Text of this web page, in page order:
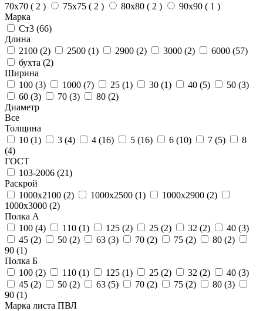
70х70 ( 2 ) 75х75 ( 2 ) 80х80 ( 2 ) 90х90 ( 1 )
Марка
Ст3 (66)
Длина
2100 (2) 2500 (1) 2900 (2) 3000 (2) 6000 (57)
бухта (2)
Ширина
100 (3) 1000 (7) 25 (1) 30 (1) 40 (5) 50 (3)
60 (3) 70 (3) 80 (2)
Диаметр
Все
Толщина
10 (1) 3 (4) 4 (16) 5 (16) 6 (10) 7 (5)
8
(4)
ГОСТ
103-2006 (21)
Раскрой
1000х2100 (2) 1000х2500 (1) 1000х2900 (2)
1000х3000 (2)
Полка А
100 (4) 110 (1) 125 (2) 25 (2) 32 (2) 40 (3)
45 (2) 50 (2) 63 (3) 70 (2) 75 (2) 80 (2)
90 (1)
Полка Б
100 (2) 110 (1) 125 (1) 25 (2) 32 (2) 40 (3)
45 (2) 50 (2) 63 (5) 70 (2) 75 (2) 80 (3)
90 (1)
Марка листа ПВЛ